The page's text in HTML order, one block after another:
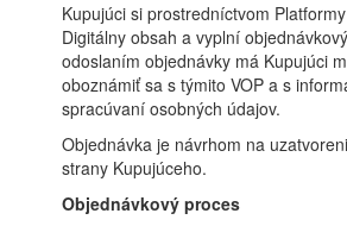
Kupujúci si prostredníctvom
Digitálny obsah a vyplní
odoslaním objednávky má Kupujúci
oboznámiť sa s týmito VOP a s
spracúvaní osobných údajov.
Objednávka je návrhom na
strany Kupujúceho.
Objednávkový proces